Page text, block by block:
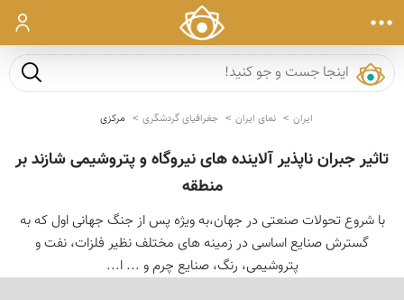
ورود
جست و
ایران نمای ایران جغرافیای گردشگری مرکزی
تاثیر جبران ناپذیر آلاینده های نیروگاه و پتروشیمی شازند بر
منطقه
با شروع تحولات صنعتی در جهان،به ویژه پس از جنگ جهانی اول كه به
گسترش صنایع اساسی در زمینه های مختلف نظیر فلزات، نفت و
پتروشیمی، رنگ، صنایع چرم و ... ا...